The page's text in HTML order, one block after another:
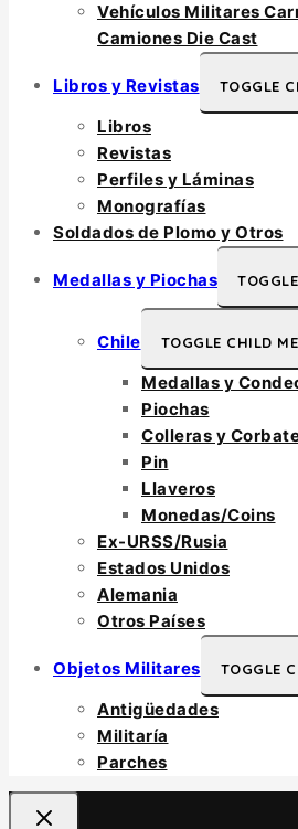
Vehículos Militares
Camiones Die Cast
Libros y Revistas TOGGLE
Libros
Revistas
Perfiles y Láminas
Monografías
Soldados de Plomo y Otros
Medallas y Piochas
Chile TOGGLE CHILD
Medallas y
Piochas
Colleras y
Pin
Llaveros
Monedas/Coins
Ex-URSS/Rusia
Estados Unidos
Alemania
Otros Países
Objetos Militares TOGGLE
Antigüedades
Militaría
Parches